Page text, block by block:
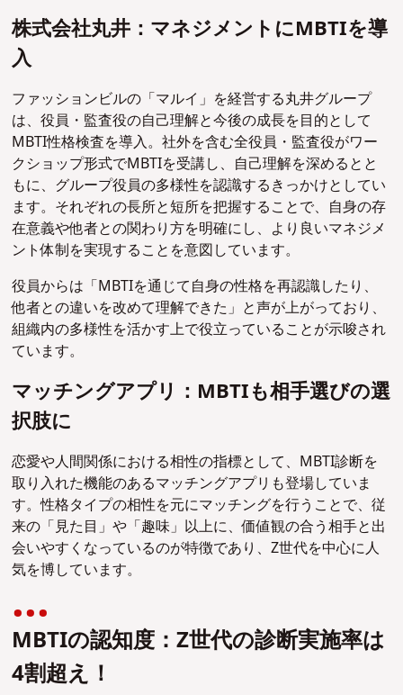
株式会社丸井：マネジメントにMBTIを導
入
ファッションビルの「マルイ」を経営する丸井グループ
は、役員・監査役の自己理解と今後の成長を目的として
MBTI性格検査を導入。社外を含む全役員・監査役がワー
クショップ形式でMBTIを受講し、自己理解を深めるとと
もに、グループ役員の多様性を認識するきっかけとしてい
ます。それぞれの長所と短所を把握することで、自身の存
在意義や他者との関わり方を明確にし、より良いマネジメ
ント体制を実現することを意図しています。
役員からは「MBTIを通じて自身の性格を再認識したり、
他者との違いを改めて理解できた」と声が上がっており、
組織内の多様性を活かす上で役立っていることが示唆され
ています。
マッチングアプリ：MBTIも相手選びの選
択肢に
恋愛や人間関係における相性の指標として、MBTI診断を
取り入れた機能のあるマッチングアプリも登場していま
す。性格タイプの相性を元にマッチングを行うことで、従
来の「見た目」や「趣味」以上に、価値観の合う相手と出
会いやすくなっているのが特徴であり、Z世代を中心に人
気を博しています。
MBTIの認知度：Z世代の診断実施率は
4割超え！